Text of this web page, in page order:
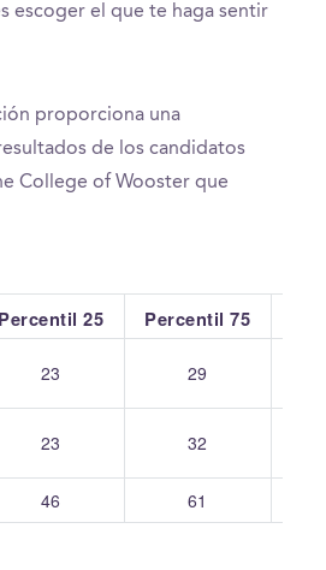
escoger el que te haga sentir
proporciona una
de los candidatos
College of Wooster que
Percentil 25 Percentil 75
23 29
23 32
46 61